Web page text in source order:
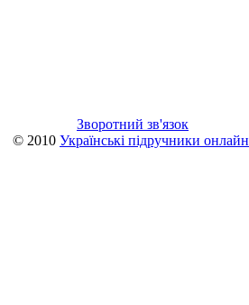
Зворотний зв'язок
© 2010 Українські підручники онлайн